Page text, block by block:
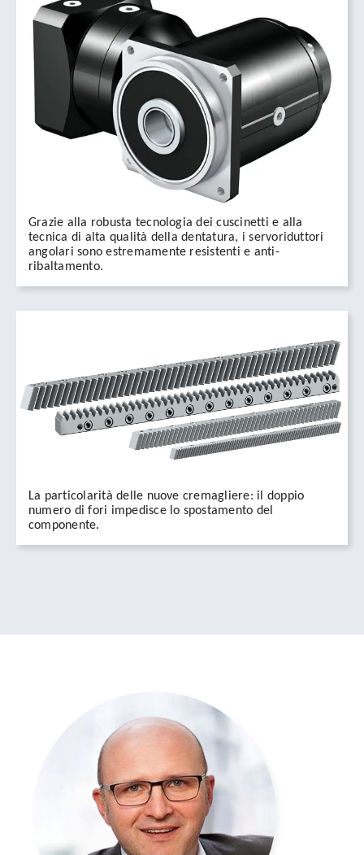
Grazie alla robusta tecnologia dei cuscinetti e alla
tecnica di alta qualità della dentatura, i servoriduttori
angolari sono estremamente resistenti e anti-
ribaltamento.
La particolarità delle nuove cremagliere: il doppio
numero di fori impedisce lo spostamento del
componente.